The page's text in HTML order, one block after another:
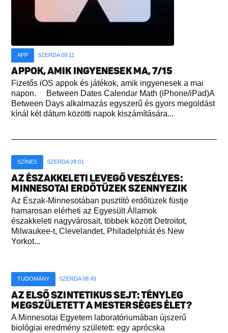
APP SZERDA 09:11
APPOK, AMIK INGYENESEK MA, 7/15
Fizetős iOS appok és játékok, amik ingyenesek a mai
napon. Between Dates Calendar Math (iPhone/iPad)A
Between Days alkalmazás egyszerű és gyors megoldást
kínál két dátum közötti napok kiszámítására...
SZÍNES SZERDA 09:01
AZ ÉSZAKKELETI LEVEGŐ VESZÉLYES:
MINNESOTAI ERDŐTÜZEK SZENNYEZIK
Az Észak-Minnesotában pusztító erdőtüzek füstje
hamarosan elérheti az Egyesült Államok
északkeleti nagyvárosait, többek között Detroitot,
Milwaukee-t, Clevelandet, Philadelphiát és New
Yorkot...
TUDOMÁNY SZERDA 08:49
AZ ELSŐ SZINTETIKUS SEJT: TÉNYLEG
MEGSZÜLETETT A MESTERSÉGES ÉLET?
A Minnesotai Egyetem laboratóriumában újszerű
biológiai eredmény született: egy aprócska